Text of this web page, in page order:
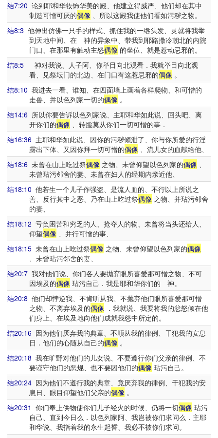
结7:20 论到耶和华妆饰华美的殿、他建立得威严、他们却在其中
制造可憎可厌的偶像、所以这殿我使他们看如污秽之物。
结8:3 他伸出仿佛一只手的样式、抓住我的一绺头发、灵就将我举
到天地中间、在 神的异象中、带我到耶路撒冷朝北的内院
门口、在那里有触动主怒偶像的坐位、就是惹动忌邪的。
结8:5 神对我说、人子阿、你举目向北观看．我就举目向北观
看、见祭坛门的北边、在门口有这惹忌邪的偶像。
结8:10 我进去一看、谁知、在四面墙上画着各样爬物、和可憎的
走兽、并以色列家一切的偶像。
结14:6 所以你要告诉以色列家说、主耶和华如此说、回头吧、离
开你们的偶像、转脸莫从你们一切可憎的事．
结16:36 主耶和华如此说、因你的污秽倾泄了、你与你所爱的行淫
露出下体、又因你拜一切可憎的偶像、流儿女的血献给他、
结18:6 未曾在山上吃过祭偶像 之物、未曾仰望以色列家的偶像 、
未曾玷污邻舍的妻、未曾在妇人的经期内亲近他、
结18:10 他若生一个儿子作强盗、是流人血的、不行以上所说之
善、反行其中之恶、乃在山上吃过祭偶像之物、并玷污邻舍
的妻、
结18:12 亏负困苦和穷乏的人、抢夺人的物、未曾将当头还给人、
仰望偶像、并行可憎的事、
结18:15 未曾在山上吃过祭偶像 之物、未曾仰望以色列家的偶像
、未曾玷污邻舍的妻、
结20:7 我对他们说、你们各人要抛弃眼所喜爱那可憎之物、不可
因埃及的偶像玷污自己．我是耶和华你们的 神。
结20:8 他们却悖逆我、不肯听从我、不抛弃他们眼所喜爱那可憎
之物、不离弃埃及的偶像．我就说、我要将我的忿怒倾在他
们身上、在埃及地向他们成就我怒中所定的。
结20:16 因为他们厌弃我的典章、不顺从我的律例、干犯我的安息
日．他们的心随从自己的偶像。
结20:18 我在旷野对他们的儿女说、不要遵行你们父亲的律例、不
要谨守他们的恶规、也不要因他们的偶像玷污自己。
结20:24 因为他们不遵行我的典章、竟厌弃我的律例、干犯我的安
息日、眼目仰望他们父亲的偶像。
结20:31 你们奉上供物使你们儿子经火的时候、仍将一切偶像 玷污
自己、直到今日么．以色列家阿、我岂被你们求问么．主耶
和华说、我指着我的永生起誓、我必不被你们求问。